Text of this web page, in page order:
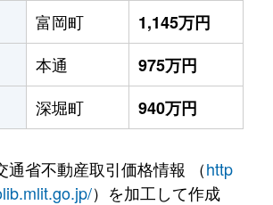
富岡町
1,145万円
本通
975万円
深堀町 940万円
通省不動産取引価格情報 （http
）を加工して作成